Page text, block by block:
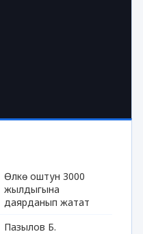
Өлкө оштун 3000
жылдыгына
даярданып жатат
Пазылов Б.